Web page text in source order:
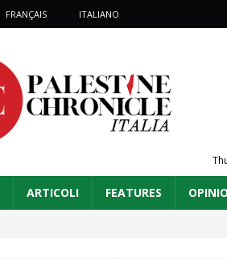
FRANÇAIS ITALIANO
ARTICOLI FEATURES